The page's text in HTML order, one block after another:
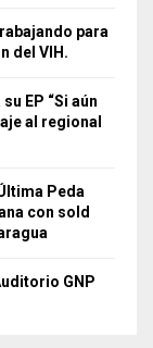
para
del VIH.
EP “Si aún
al regional
Peda
con sold
GNP